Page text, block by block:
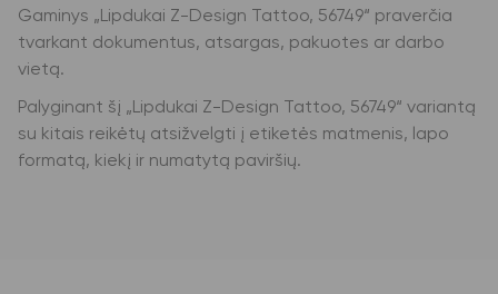
Gaminys „Lipdukai Z-Design Tattoo, 56749“ praverčia
tvarkant dokumentus, atsargas, pakuotes ar darbo
vietą.
Palyginant šį „Lipdukai Z-Design Tattoo, 56749“ variantą
su kitais reikėtų atsižvelgti į etiketės matmenis, lapo
formatą, kiekį ir numatytą paviršių.